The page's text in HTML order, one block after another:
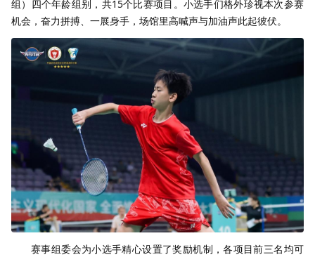
组）四个年龄组别，共15个比赛项目。小选手们格外珍视本次参赛
机会，奋力拼搏、一展身手，场馆里高喊声与加油声此起彼伏。
赛事组委会为小选手精心设置了奖励机制，各项目前三名均可